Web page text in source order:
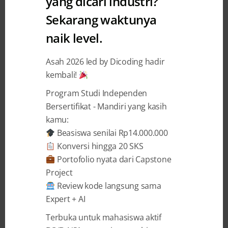
Your Future”
Dicoding Indonesia
BAGIKAN
BNCC Hackathon 2018 “Code Your Future”
Halo Tech Enthusiast,
Apakah kamu memiliki cita-cita yang
berdampak bagi Indonesia? Ingin memiliki
keinginan untuk bertemu orang-orang hebat
Sekarang waktunya
naik level.
Asah 2026 led by Dicoding hadir
kembali!
Program Studi Independen
Bersertifikat - Mandiri yang kasih
kamu:
Beasiswa senilai Rp14.000.000
Konversi hingga 20 SKS
Portofolio nyata dari Capstone
Project
Review kode langsung sama
Expert + AI
Terbuka untuk mahasiswa aktif